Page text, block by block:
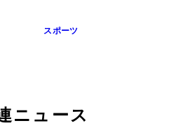
スポーツ
ニュース